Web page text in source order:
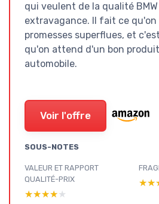
qui veulent de la qualité
extravagance. Il fait ce qu'on
promesses superflues, et
qu'on attend d'un bon
automobile.
Voir l'offre
SOUS-NOTES
VALEUR ET RAPPORT
QUALITÉ-PRIX
★★★★★
★★★★★